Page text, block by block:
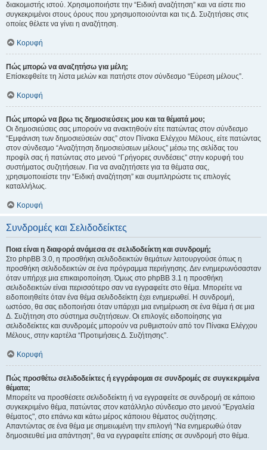
διακομιστής ιστού. Χρησιμοποιήστε την “Ειδική αναζήτηση” και να είστε πιο
συγκεκριμένοι στους όρους που χρησιμοποιούνται και τις Δ. Συζητήσεις στις
οποίες θέλετε να γίνει η αναζήτηση.
Κορυφή
Πώς μπορώ να αναζητήσω για μέλη;
Επίσκεφθείτε τη λίστα μελών και πατήστε στον σύνδεσμο “Εύρεση μέλους”.
Κορυφή
Πώς μπορώ να βρω τις δημοσιεύσεις μου και τα θέματά μου;
Οι δημοσιεύσεις σας μπορούν να ανακτηθούν είτε πατώντας στον σύνδεσμο
“Εμφάνιση των δημοσιεύσεών σας” στον Πίνακα Ελέγχου Μέλους, είτε πατώντας
στον σύνδεσμο “Αναζήτηση δημοσιεύσεων μέλους” μέσω της σελίδας του
προφίλ σας ή πατώντας στο μενού “Γρήγορες συνδέσεις” στην κορυφή του
συστήματος συζητήσεων. Για να αναζητήσετε για τα θέματα σας,
χρησιμοποιείστε την “Ειδική αναζήτηση” και συμπληρώστε τις επιλογές
καταλλήλως.
Κορυφή
Συνδρομές και Σελιδοδείκτες
Ποια είναι η διαφορά ανάμεσα σε σελιδοδείκτη και συνδρομή;
Στο phpBB 3.0, η προσθήκη σελιδοδεικτών θεμάτων λειτουργούσε όπως η
προσθήκη σελιδοδεικτών σε ένα πρόγραμμα περιήγησης. Δεν ενημερωνόσασταν
όταν υπήρχε μια επικαιροποίηση. Όμως στο phpBB 3.1 η προσθήκη
σελιδοδεικτών είναι περισσότερο σαν να εγγραφείτε στο θέμα. Μπορείτε να
ειδοποιηθείτε όταν ένα θέμα σελιδοδείκτη έχει ενημερωθεί. Η συνδρομή,
ωστόσο, θα σας ειδοποιήσει όταν υπάρχει μια ενημέρωση σε ένα θέμα ή σε μια
Δ. Συζήτηση στο σύστημα συζητήσεων. Οι επιλογές ειδοποίησης για
σελιδοδείκτες και συνδρομές μπορούν να ρυθμιστούν από τον Πίνακα Ελέγχου
Μέλους, στην καρτέλα “Προτιμήσεις Δ. Συζήτησης”.
Κορυφή
Πώς προσθέτω σελιδοδείκτες ή εγγράφομαι σε συνδρομές σε συγκεκριμένα
θέματα;
Μπορείτε να προσθέσετε σελιδοδείκτη ή να εγγραφείτε σε συνδρομή σε κάποιο
συγκεκριμένο θέμα, πατώντας στον κατάλληλο σύνδεσμο στο μενού "Εργαλεία
θέματος", στο επάνω και κάτω μέρος κάποιου θέματος συζήτησης.
Απαντώντας σε ένα θέμα με σημειωμένη την επιλογή “Να ενημερωθώ όταν
δημοσιευθεί μια απάντηση”, θα να εγγραφείτε επίσης σε συνδρομή στο θέμα.